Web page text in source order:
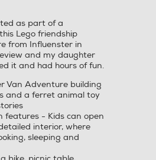
as part of a
Lego friendship
from Influenster in
and my daughter
it and had hours of fun.
Van Adventure building
and a ferret animal toy
features - Kids can open
interior, where
sleeping and